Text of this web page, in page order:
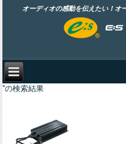
オーディオの感動を伝えたい！オ
''の検索結果